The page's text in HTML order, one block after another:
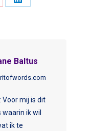
Share
Baltus
Voor mij is dit
waarin ik wil
ik te